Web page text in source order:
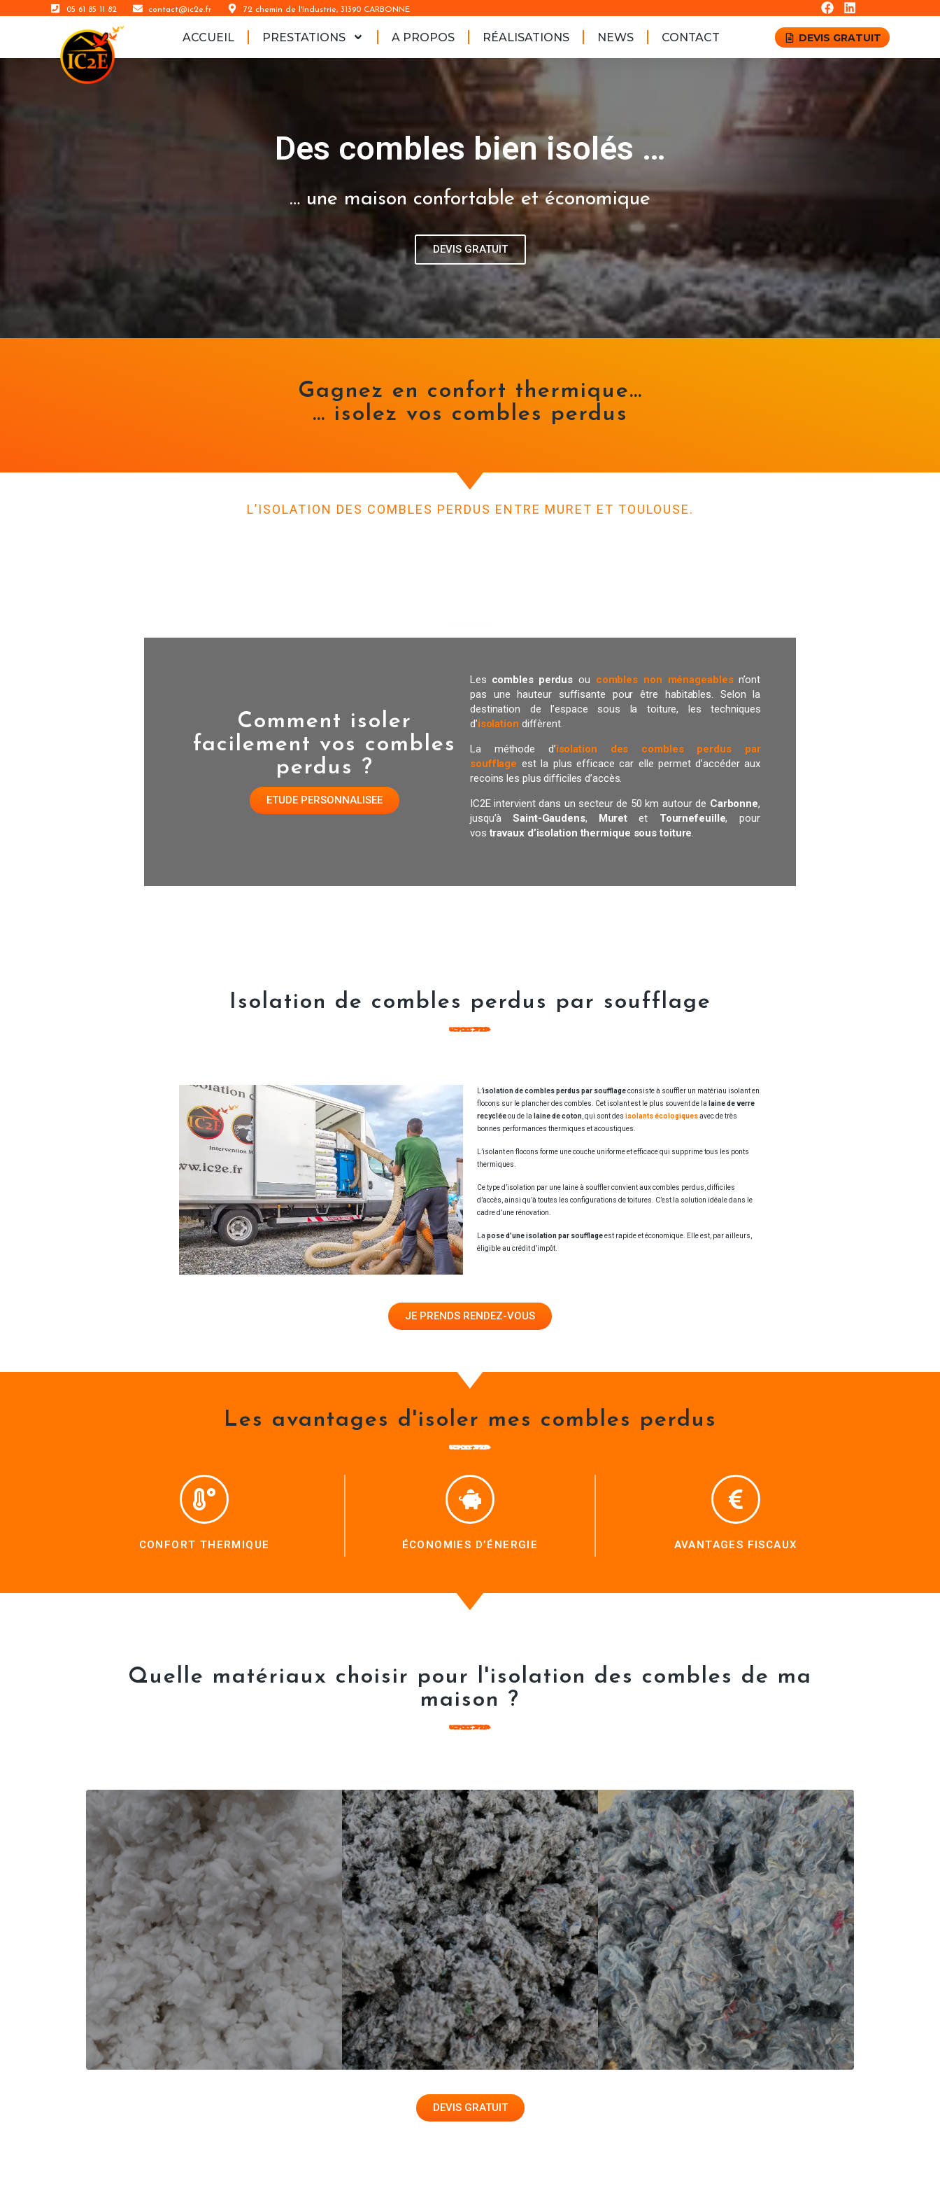
05 61 85 11 82 contact@ic2e.fr 72 chemin de l'Industrie, 31390 CARBONNE
ACCUEIL PRESTATIONS A PROPOS RÉALISATIONS NEWS CONTACT DEVIS GRATUIT
Des combles bien isolés …
… une maison confortable et économique
DEVIS GRATUIT
Gagnez en confort thermique…
… isolez vos combles perdus
L’ISOLATION DES COMBLES PERDUS ENTRE MURET ET TOULOUSE.
Comment isoler
facilement vos combles
perdus ?
ETUDE PERSONNALISEE
Les combles perdus ou combles non ménageablesn’ont
pas une hauteur suffisante pour être habitables. Selon la
destination de l’espace sous la toiture, les techniques
d’isolation diffèrent.
La méthode d’isolation des combles perdus par
soufflage est la plus efficace car elle permet d’accéder aux
recoins les plus difficiles d’accès.
IC2E intervient dans un secteur de 50 km autour de Carbonne,
jusqu’à Saint-Gaudens, MuretetTournefeuille, pour
vos travaux d’isolation thermique sous toiture.
Isolation de combles perdus par soufflage
L’isolation de combles perdus par soufflageconsiste à souffler un matériau isolant en
flocons sur le plancher des combles. Cet isolant est le plus souvent de la laine de verre
recycléeou de la laine de coton , qui sont des isolants écologiquesavec de très
bonnes performances thermiques et acoustiques.
L’isolant en flocons forme une couche uniforme et efficace qui supprime tous les ponts
thermiques.
Ce type d’isolation par une laine à souffler convient aux combles perdus, difficiles
d’accès, ainsi qu’à toutes les configurations de toitures. C’est la solution idéale dans le
cadre d’une rénovation.
La pose d’une isolation par soufflageest rapide et économique. Elle est, par ailleurs,
éligible au crédit d’impôt.
JE PRENDS RENDEZ-VOUS
Les avantages d'isoler mes combles perdus
CONFORT THERMIQUE ÉCONOMIES D’ÉNERGIE AVANTAGES FISCAUX
Quelle matériaux choisir pour l'isolation des combles de ma
maison ?
DEVIS GRATUIT